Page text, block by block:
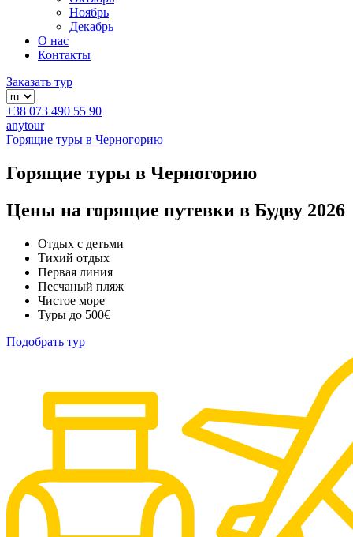
Ноябрь
Декабрь
О нас
Контакты
Заказать тур
+38 073 490 55 90
anytour
Горящие туры в Черногорию
Горящие туры в Черногорию
Цены на горящие путевки в Будву 2026
Отдых с детьми
Тихий отдых
Первая линия
Песчаный пляж
Чистое море
Туры до 500€
Подобрать тур